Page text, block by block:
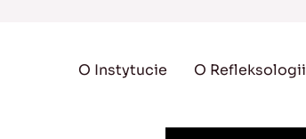
O Instytucie O Refleksologii